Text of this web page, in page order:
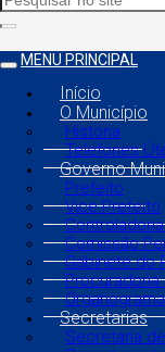
MENU PRINCIPAL
Início
O Município
História
Telefones
Governo
Prefeito
Vice Prefeito
Comissão
Gabinete do
Procuradoria
Organograma
Secretarias
Secretaria